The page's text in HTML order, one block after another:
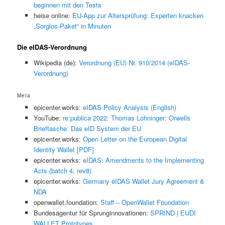
beginnen mit den Tests
heise online: EU-App zur Altersprüfung: Experten knacken
„Sorglos-Paket“ in Minuten
Die eIDAS-Verordnung
Wikipedia (de): Verordnung (EU) Nr. 910/2014 (eIDAS-
Verordnung)
Meta
epicenter.works: eIDAS Policy Analysis (English)
YouTube: re:publica 2022: Thomas Lohninger: Orwells
Brieftasche: Das eID System der EU
epicenter.works: Open Letter on the European Digital
Identity Wallet [PDF]
epicenter.works: eIDAS: Amendments to the Implementing
Acts (batch 4, rev8)
epicenter.works: Germany eIDAS Wallet Jury Agreement &
NDA
openwallet.foundation: Staff – OpenWallet Foundation
Bundesagentur für Sprunginnovationen: SPRIND | EUDI